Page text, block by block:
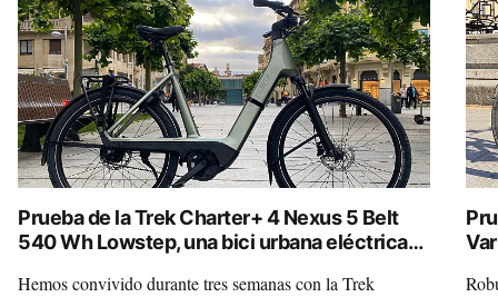
Prueba de la Trek Charter+ 4 Nexus 5 Belt
540 Wh Lowstep, una bici urbana eléctrica
Hemos convivido durante tres semanas con la Trek